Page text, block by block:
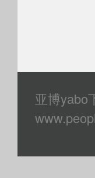
亚博yabo